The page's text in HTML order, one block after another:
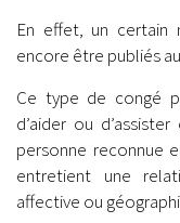
En effet, un certain
encore être publiés
Ce type de congé
d’aider ou
personne reconnue
entretient une
affective ou